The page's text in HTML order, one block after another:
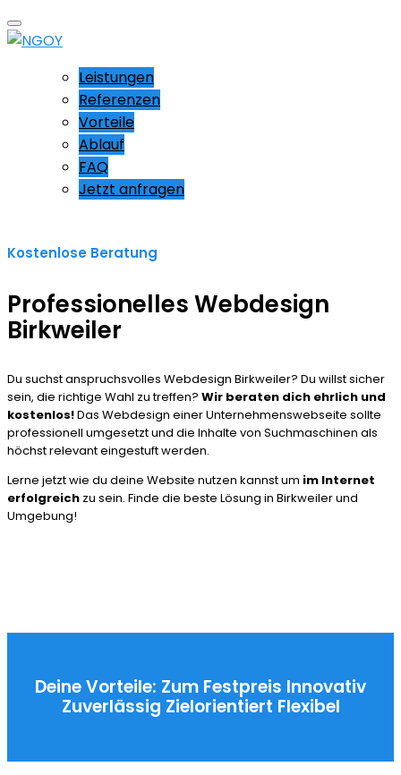
Leistungen
Referenzen
Vorteile
Ablauf
FAQ
Jetzt anfragen
Kostenlose Beratung
Professionelles Webdesign
Birkweiler
Du suchst anspruchsvolles Webdesign Birkweiler? Du willst sicher
sein, die richtige Wahl zu treffen? Wir beraten dich ehrlich und
kostenlos!Das Webdesign einer Unternehmenswebseite sollte
professionell umgesetzt und die Inhalte von Suchmaschinen als
höchst relevant eingestuft werden.
Lerne jetzt wie du deine Website nutzen kannst um im Internet
erfolgreich zu sein. Finde die beste Lösung in Birkweiler und
Umgebung!
Deine Vorteile: Zum Festpreis Innovativ
Zuverlässig Zielorientiert Flexibel